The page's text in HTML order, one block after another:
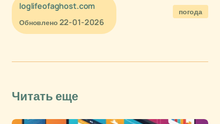
loglifeofaghost.com
Обновлено 22-01-2026
погода
Читать еще